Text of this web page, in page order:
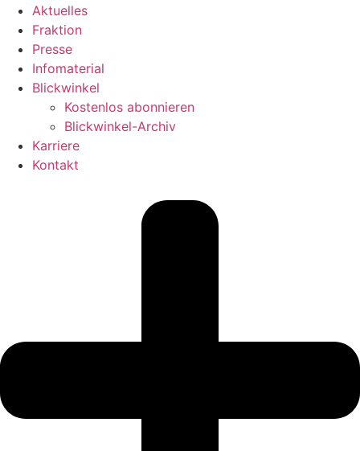
Aktuelles
Fraktion
Presse
Infomaterial
Blickwinkel
Kostenlos abonnieren
Blickwinkel-Archiv
Karriere
Kontakt